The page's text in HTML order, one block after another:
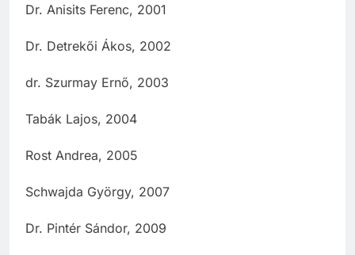
Dr. Anisits Ferenc, 2001
Dr. Detrekői Ákos, 2002
dr. Szurmay Ernő, 2003
Tabák Lajos, 2004
Rost Andrea, 2005
Schwajda György, 2007
Dr. Pintér Sándor, 2009